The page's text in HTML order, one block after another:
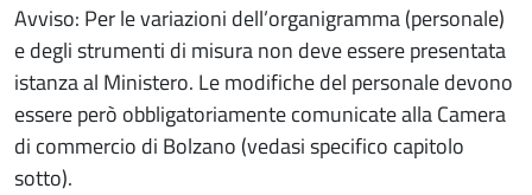
Avviso: Per le variazioni dell’organigramma (personale)
e degli strumenti di misura non deve essere presentata
istanza al Ministero. Le modifiche del personale devono
essere però obbligatoriamente comunicate alla Camera
di commercio di Bolzano (vedasi specifico capitolo
sotto).